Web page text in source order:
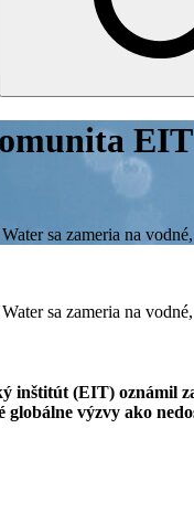
sa zameria na
sa zameria na
inštitút (EIT) oznámil
výzvy ako